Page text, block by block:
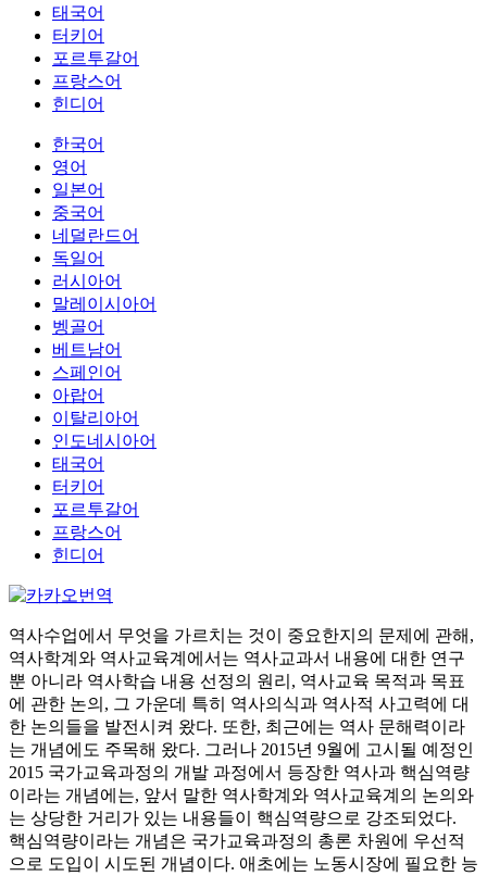
태국어
터키어
포르투갈어
프랑스어
힌디어
한국어
영어
일본어
중국어
네덜란드어
독일어
러시아어
말레이시아어
벵골어
베트남어
스페인어
아랍어
이탈리아어
인도네시아어
태국어
터키어
포르투갈어
프랑스어
힌디어
역사수업에서 무엇을 가르치는 것이 중요한지의 문제에 관해,
역사학계와 역사교육계에서는 역사교과서 내용에 대한 연구
뿐 아니라 역사학습 내용 선정의 원리, 역사교육 목적과 목표
에 관한 논의, 그 가운데 특히 역사의식과 역사적 사고력에 대
한 논의들을 발전시켜 왔다. 또한, 최근에는 역사 문해력이라
는 개념에도 주목해 왔다. 그러나 2015년 9월에 고시될 예정인
2015 국가교육과정의 개발 과정에서 등장한 역사과 핵심역량
이라는 개념에는, 앞서 말한 역사학계와 역사교육계의 논의와
는 상당한 거리가 있는 내용들이 핵심역량으로 강조되었다.
핵심역량이라는 개념은 국가교육과정의 총론 차원에 우선적
으로 도입이 시도된 개념이다. 애초에는 노동시장에 필요한 능